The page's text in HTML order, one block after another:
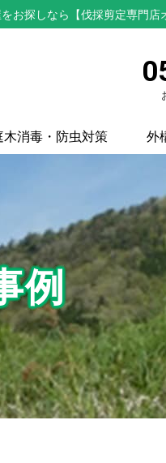
お探しなら【伐採剪定専門店
木消毒・防虫対策 外
例